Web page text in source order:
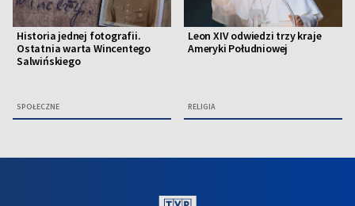
Historia jednej fotografii.
Ostatnia warta Wincentego
Salwińskiego
SPOŁECZNE
Leon XIV odwiedzi trzy kraje
Ameryki Południowej
RELIGIA